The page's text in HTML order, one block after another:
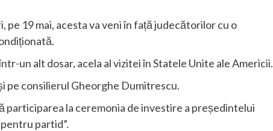
19 mai, acesta va veni în față judecătorilor cu o
un alt dosar, acela al vizitei în Statele Unite ale Americii.
pe consilierul Gheorghe Dumitrescu.
la ceremonia de investire a președintelui
partid”.